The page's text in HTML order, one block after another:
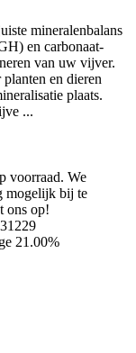
mineralenbalans
en carbonaat-
van uw vijver.
en dieren
plaats.
...
voorraad. We
mogelijk bij te
ons op!
21.00%